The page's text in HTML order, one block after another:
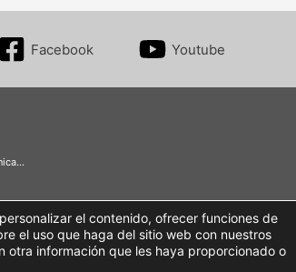
Facebook Youtube
el contenido, ofrecer funciones de
el uso que haga del sitio web con nuestros
otra información que les haya proporcionado o